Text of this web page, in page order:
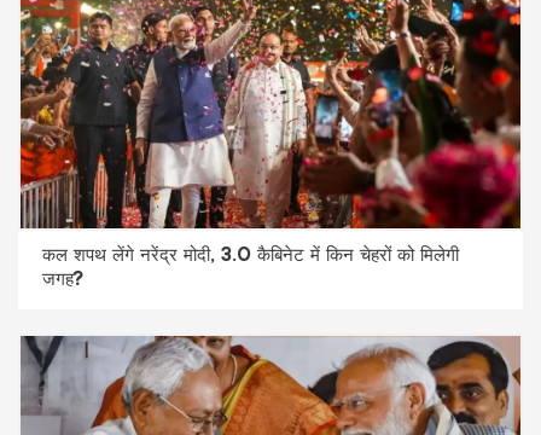
कल शपथ लेंगे नरेंद्र मोदी, 3.0 कैबिनेट में किन चेहरों को मिलेगी
जगह?